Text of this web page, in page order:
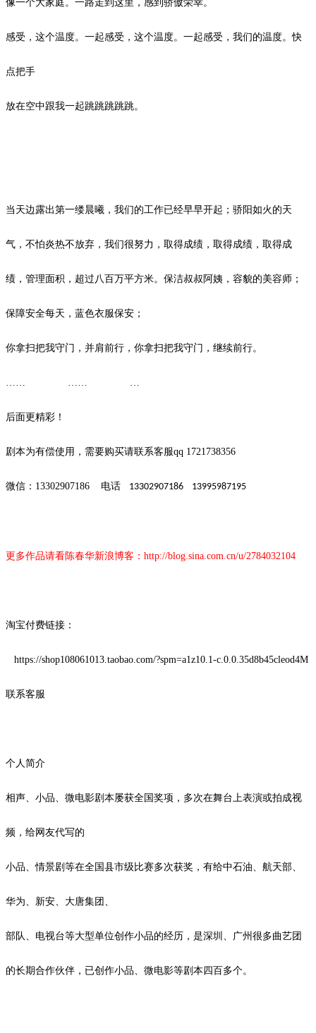
像一个大家庭。一路走到这里，感到骄傲荣幸。
感受，这个温度。一起感受，这个温度。一起感受，我们的温度。快
点把手
放在空中跟我一起跳跳跳跳跳。
当天边露出第一缕晨曦，我们的工作已经早早开起；骄阳如火的天
气，不怕炎热不放弃，我们很努力，取得成绩，取得成绩，取得成
绩，管理面积，超过八百万平方米。保洁叔叔阿姨，容貌的美容师；
保障安全每天，蓝色衣服保安；
你拿扫把我守门，并肩前行，你拿扫把我守门，继续前行。
后面更精彩！
剧本为有偿使用，需要购买请联系客服qq 1721738356
微信： 13302907186 电话 13302907186 13995987195
更多作品请看陈春华新浪博客： http://blog.sina.com.cn/u/2784032104
淘宝付费链接：
https://shop108061013.taobao.com/?spm=a1z10.1-c.0.0.35d8b45cleod4M
联系客服
个人简介
相声、小品、微电影剧本屡获全国奖项，多次在舞台上表演或拍成视
频，给网友代写的
小品、情景剧等在全国县市级比赛多次获奖，有给中石油、航天部、
华为、新安、大唐集团、
部队、电视台等大型单位创作小品的经历，是深圳、广州很多曲艺团
的长期合作伙伴，已创作小品、微电影等剧本四百多个。